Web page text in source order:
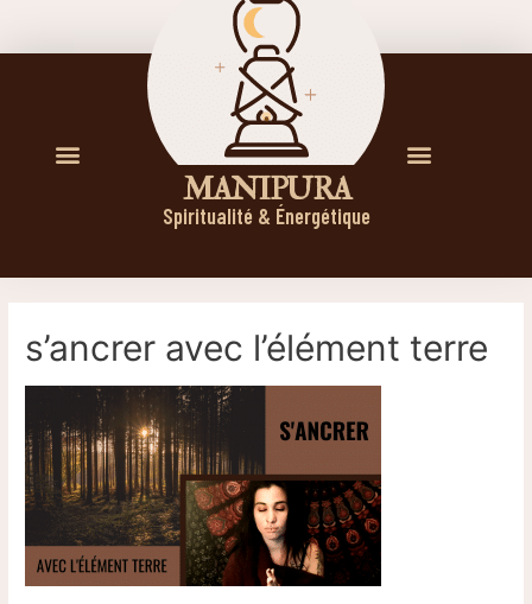
M A N I P U R A
Spiritualité & Énergétique
s’ancrer avec l’élément terre